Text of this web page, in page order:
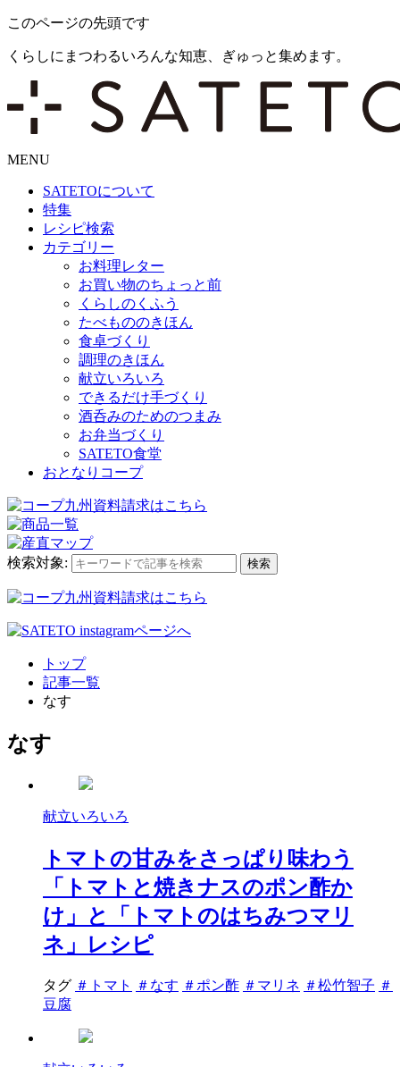
このページの先頭です
くらしにまつわるいろんな知恵、ぎゅっと集めます。
MENU
SATETOについて
特集
レシピ検索
カテゴリー
お料理レター
お買い物のちょっと前
くらしのくふう
たべもののきほん
食卓づくり
調理のきほん
献立いろいろ
できるだけ手づくり
酒呑みのためのつまみ
お弁当づくり
SATETO食堂
おとなりコープ
検索対象: 検索
トップ
記事一覧
なす
なす
献立いろいろ
トマトの甘みをさっぱり味わう
「トマトと焼きナスのポン酢か
け」と「トマトのはちみつマリ
ネ」レシピ
タグ ＃トマト ＃なす ＃ポン酢 ＃マリネ ＃松竹智子 ＃
豆腐